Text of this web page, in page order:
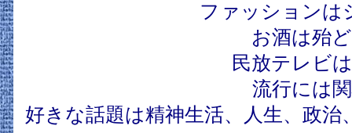
ファッションは
お酒は殆
民放テレビ
流行には
好きな話題は精神生活、人生、政